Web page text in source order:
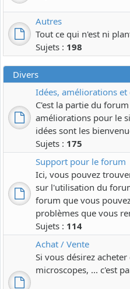
Autres
Tout ce qui n'est ni
Sujets : 198
Divers
Idées, améliorations et
C'est la partie du
améliorations pour le
idées sont les
Sujets : 175
Support pour le forum
Ici, vous pouvez
sur l'utilisation du
forum que vous
problèmes que vous
Sujets : 114
Achat / Vente
Si vous désirez
microscopes, ... c'est